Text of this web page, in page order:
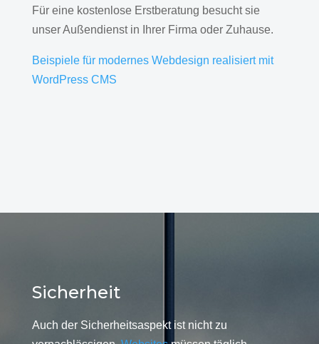
Für eine kostenlose Erstberatung besucht sie
unser Außendienst in Ihrer Firma oder Zuhause.
Beispiele für modernes Webdesign realisiert mit
WordPress CMS
Sicherheit
Auch der Sicherheitsaspekt ist nicht zu